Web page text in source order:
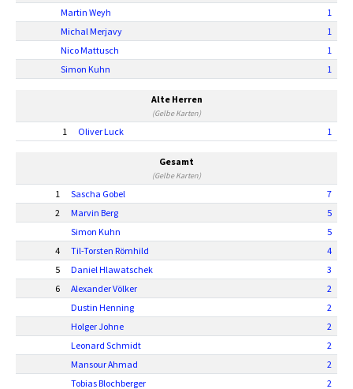
Martin Weyh
1
Michal Merjavy
1
Nico Mattusch
1
Simon Kuhn
1
Alte Herren
(Gelbe Karten)
1 Oliver Luck 1
Gesamt
(Gelbe Karten)
1 Sascha Gobel
7
2
Marvin Berg
5
Simon Kuhn
5
4
Til-Torsten Römhild
4
5
Daniel Hlawatschek
3
6
Alexander Völker
2
Dustin Henning
2
Holger Johne
2
Leonard Schmidt
2
Mansour Ahmad
2
Tobias Blochberger
2